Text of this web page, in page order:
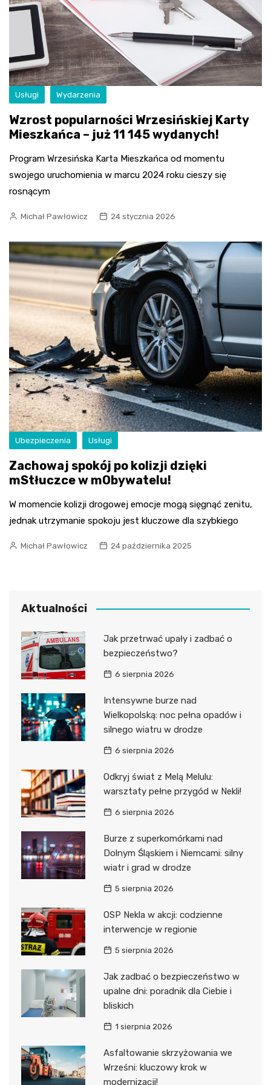
Usługi Wydarzenia
Wzrost popularności Wrzesińskiej Karty
Mieszkańca – już 11 145 wydanych!
Program Wrzesińska Karta Mieszkańca od momentu
swojego uruchomienia w marcu 2024 roku cieszy się
rosnącym
Michał Pawłowicz 24 stycznia 2026
Ubezpieczenia Usługi
Zachowaj spokój po kolizji dzięki
mStłuczce w mObywatelu!
W momencie kolizji drogowej emocje mogą sięgnąć zenitu,
jednak utrzymanie spokoju jest kluczowe dla szybkiego
Michał Pawłowicz 24 października 2025
Aktualności
Jak przetrwać upały i zadbać o
bezpieczeństwo?
6 sierpnia 2026
Intensywne burze nad
Wielkopolską: noc pełna opadów i
silnego wiatru w drodze
6 sierpnia 2026
Odkryj świat z Melą Melulu:
warsztaty pełne przygód w Nekli!
6 sierpnia 2026
Burze z superkomórkami nad
Dolnym Śląskiem i Niemcami: silny
wiatr i grad w drodze
5 sierpnia 2026
OSP Nekla w akcji: codzienne
interwencje w regionie
5 sierpnia 2026
Jak zadbać o bezpieczeństwo w
upalne dni: poradnik dla Ciebie i
bliskich
1 sierpnia 2026
Asfaltowanie skrzyżowania we
Wrześni: kluczowy krok w
modernizacji!